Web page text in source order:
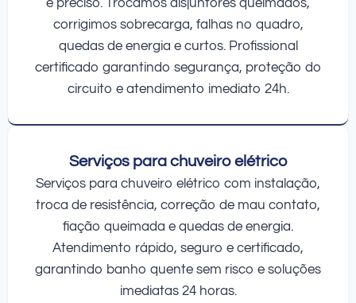
corrigimos sobrecarga, falhas no quadro,
quedas de energia e curtos. Profissional
certificado garantindo segurança, proteção do
circuito e atendimento imediato 24h.
Serviços para chuveiro elétrico
Serviços para chuveiro elétrico com instalação,
troca de resistência, correção de mau contato,
fiação queimada e quedas de energia.
Atendimento rápido, seguro e certificado,
garantindo banho quente sem risco e soluções
imediatas 24 horas.